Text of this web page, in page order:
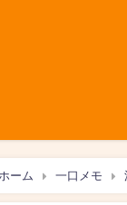
ホーム 一口メモ